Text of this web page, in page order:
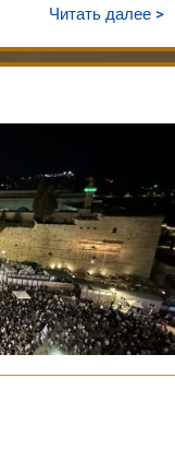
Читать далее >